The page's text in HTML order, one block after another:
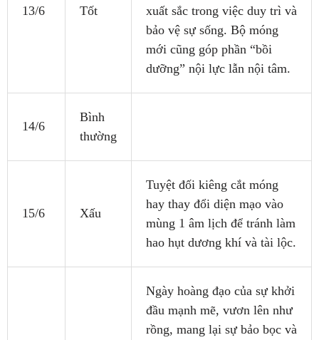
13/6 Tốt
xuất sắc trong việc duy trì và
bảo vệ sự sống. Bộ móng
mới cũng góp phần “bồi
dưỡng” nội lực lẫn nội tâm.
14/6
Bình
thường
15/6 Xấu
Tuyệt đối kiêng cắt móng
hay thay đổi diện mạo vào
mùng 1 âm lịch để tránh làm
hao hụt dương khí và tài lộc.
Ngày hoàng đạo của sự khởi
đầu mạnh mẽ, vươn lên như
rồng, mang lại sự bảo bọc và